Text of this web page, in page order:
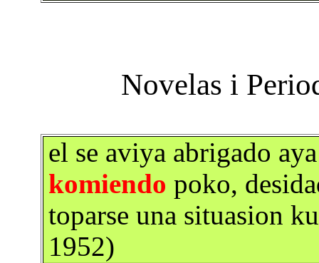
el se aviya abrigado
komiendo poko,
toparse una situasion
1952)